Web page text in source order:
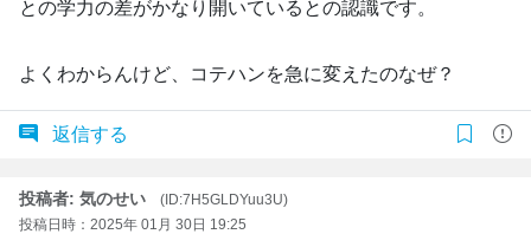
との学力の差がかなり開いているとの認識です。
よくわからんけど、コテハンを急に変えたのなぜ？
返信する
投稿者: 気のせい
(ID:7H5GLDYuu3U)
投稿日時：2025年 01月 30日 19:25